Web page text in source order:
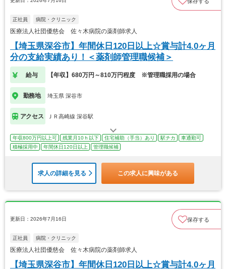
正社員 病院・クリニック
医療法人社団優慈会 佐々木病院の薬剤師求人
【埼玉県深谷市】年間休日120日以上☆賞与計4.0ヶ月
分の支給実績あり！＜薬剤師管理職候補＞
給与 【年収】680万円～810万円程度 ※管理職採用の場合
勤務地 埼玉県 深谷市
アクセス ＪＲ高崎線 深谷駅
年収800万円以上可 残業月10ｈ以下 住宅補助（手当）あり 駅チカ
車通勤可
積極採用中
年間休日120日以上 管理職候補
求人の詳細を見る この求人に興味がある
更新日：2026年7月16日 保存する
正社員 病院・クリニック
医療法人社団優慈会 佐々木病院の薬剤師求人
【埼玉県深谷市】年間休日120日以上☆賞与計4.0ヶ月